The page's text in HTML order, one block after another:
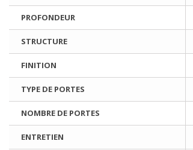
PROFONDEUR
STRUCTURE
FINITION
TYPE DE PORTES
NOMBRE DE PORTES
ENTRETIEN